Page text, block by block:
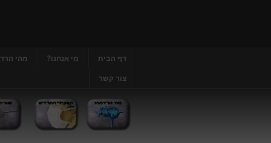
דף הבית מי אנחנו? מהי
צור קשר